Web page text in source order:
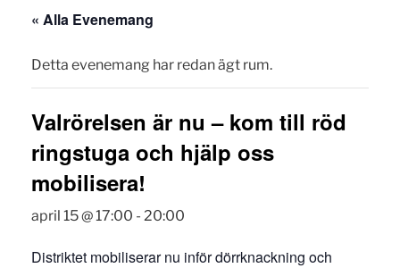
« Alla Evenemang
Detta evenemang har redan ägt rum.
Valrörelsen är nu – kom till röd
ringstuga och hjälp oss
mobilisera!
april 15 @ 17:00 - 20:00
Distriktet mobiliserar nu inför dörrknackning och